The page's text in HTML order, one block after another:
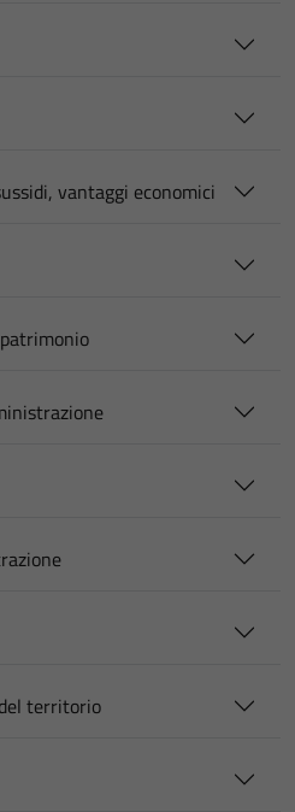
vantaggi economici
territorio